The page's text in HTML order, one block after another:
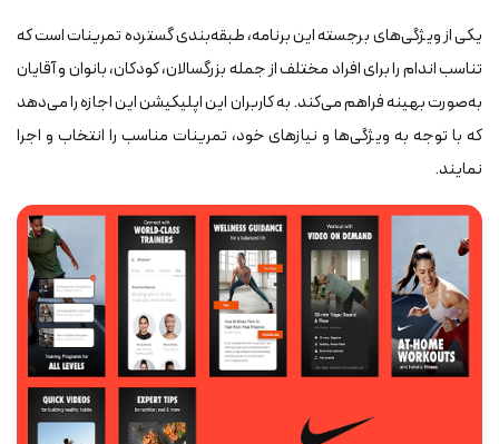
یکی از ویژگی‌های برجسته این برنامه، طبقه‌بندی گسترده تمرینات است که
تناسب اندام را برای افراد مختلف از جمله بزرگسالان، کودکان، بانوان و آقایان
به‌صورت بهینه فراهم می‌کند. به کاربران این اپلیکیشن این اجازه را می‌دهد
که با توجه به ویژگی‌ها و نیازهای خود، تمرینات مناسب را انتخاب و اجرا
نمایند.